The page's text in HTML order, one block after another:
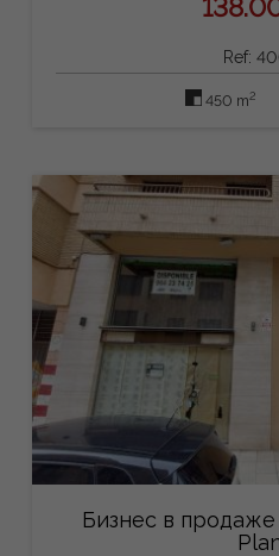
Ref:
450 m2
Бизнес в